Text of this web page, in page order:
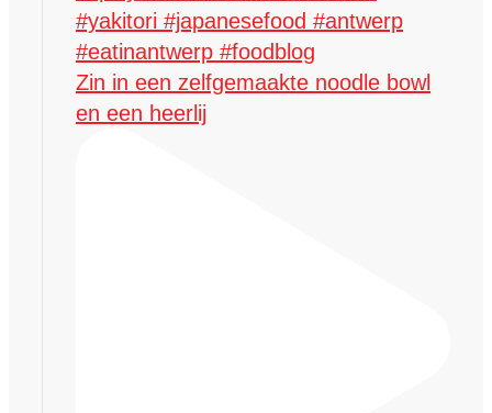
Zin in een zelfgemaakte noodle bowl
en een heerlij